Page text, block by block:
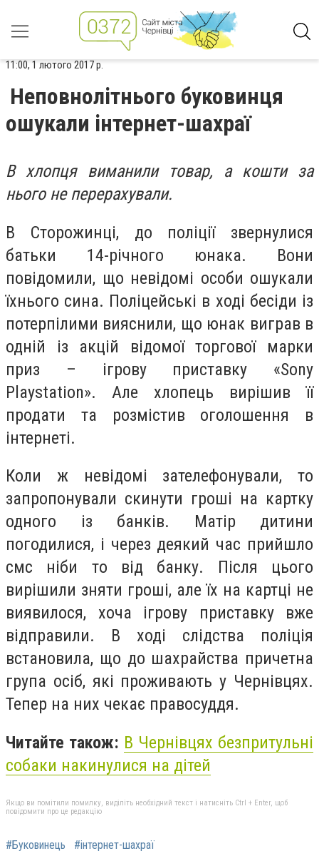
11:00, 1 лютого 2017 р.
Неповнолітнього буковинця
ошукали інтернет-шахраї
В хлопця виманили товар, а кошти за
нього не перерахували.
В Сторожинці, до поліції звернулися
батьки 14-річного юнака. Вони
повідомили, що невідомі особи ошукали
їхнього сина. Поліцейські в ході бесіди із
потерпілими вияснили, що юнак виграв в
одній із акцій відомої торгової марки
приз – ігрову приставку «Sony
Playstation». Але хлопець вирішив її
продати та розмістив оголошення в
інтернеті.
Коли ж невідомі зателефонували, то
запропонували скинути гроші на картку
одного із банків. Матір дитини
погодилися, і через деякий час прийшло
смс ніби то від банку. Після цього
вирішили зняти гроші, але їх на картці не
виявилося, хоча ігрову приставку вже
відправили. В ході слідства поліція
встановила, що до шахрайства причетна
група осіб, які проживають у Чернівцях.
Тепер на них чекає правосуддя.
Читайте також: В Чернівцях безпритульні
собаки накинулися на дітей
Якщо ви помітили помилку, виділіть необхідний текст і натисніть Ctrl + Enter, щоб
повідомити про це редакцію
#Буковинець #інтернет-шахраї